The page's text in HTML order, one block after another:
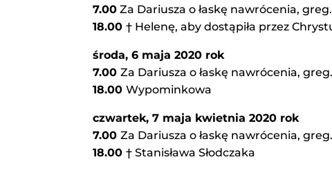
7.00 Za Dariusza o łaskę nawrócenia,
18.00† Helenę, aby dostąpiła przez
środa, 6 maja 2020 rok
7.00Za Dariusza o łaskę nawrócenia,
18.00Wypominkowa
czwartek, 7 maja kwietnia 2020 rok
7.00Za Dariusza o łaskę nawrócenia,
18.00† Stanisława Słodczaka